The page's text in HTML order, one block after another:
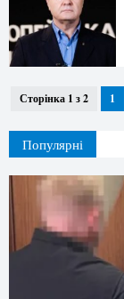
Сторінка 1 з 2 1
Популярні